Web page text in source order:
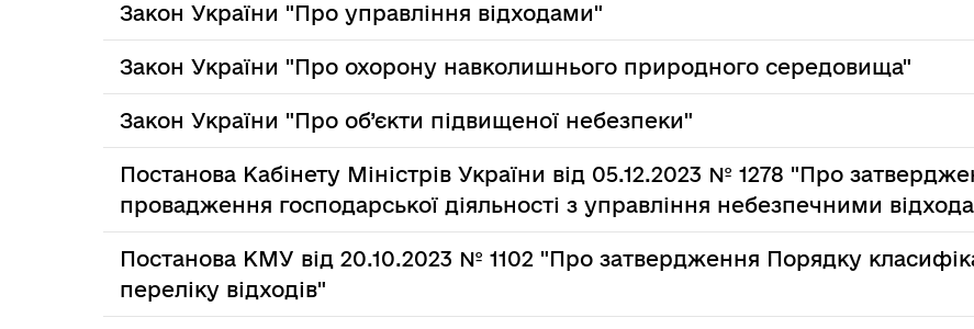
Закон України "Про управління відходами"
Закон України "Про охорону навколишнього природного середовища"
Закон України "Про об’єкти підвищеної небезпеки"
Постанова Кабінету Міністрів України від 05.12.2023 № 1278 "Про
провадження господарської діяльності з управління небезпечними
Постанова КМУ від 20.10.2023 № 1102 "Про затвердження Порядку
переліку відходів"